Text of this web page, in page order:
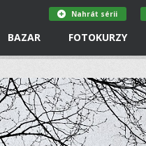
BAZAR FOTOKURZY
Nahrát sérii